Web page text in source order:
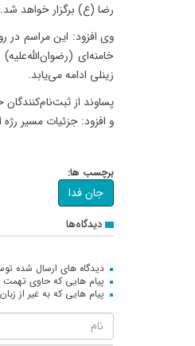
رضا (ع) برگزار خواهد شد.
خامنه‌ای
زینلی ادامه می‌یابد.
پساوند از
و افزود: جزئیات مسیر
برچسب ها:
جان فدا
دیدگاه‌ها
دیدگاه های ارسال شده
پیام هایی که حاوی تهمت
پیام هایی که به غیر از